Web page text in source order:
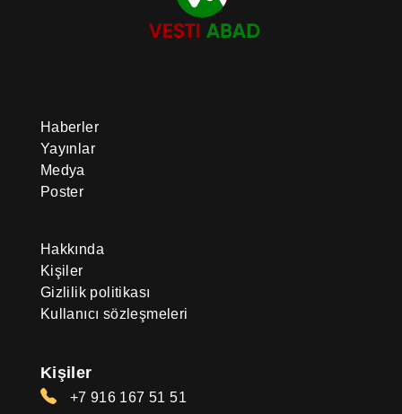
Haberler
Yayınlar
Medya
Poster
Hakkında
Kişiler
Gizlilik politikası
Kullanıcı sözleşmeleri
Kişiler
+7 916 167 51 51